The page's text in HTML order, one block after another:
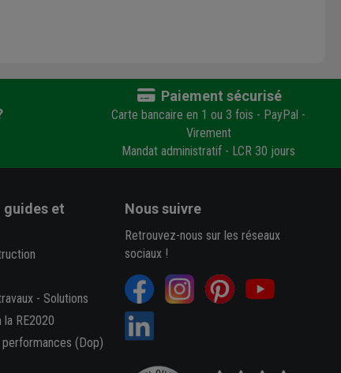
Paiement sécurisé
Carte bancaire en 1 ou 3 fois - PayPal -
Virement
Mandat administratif - LCR 30 jours
guides et
- Solutions
RE2020
(Dop)
Nous suivre
Retrouvez-nous sur les réseaux
sociaux !